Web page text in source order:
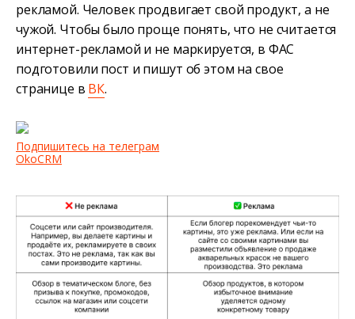
рекламой. Человек продвигает свой продукт, а не
чужой. Чтобы было проще понять, что не считается
интернет-рекламой и не маркируется, в ФАС
подготовили пост и пишут об этом на свое
странице в ВК.
Подпишитесь на телеграм
OkoCRM